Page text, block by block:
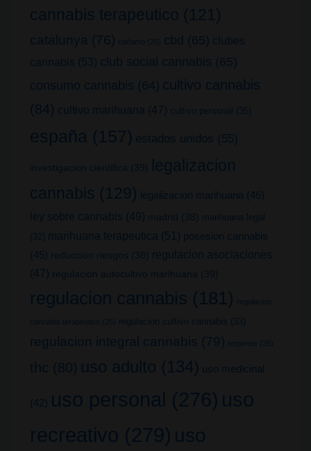
cannabis terapeutico (121)
catalunya (76) cañamo (26) cbd (65) clubes
cannabis (53) club social cannabis (65)
consumo cannabis (64) cultivo cannabis
(84) cultivo marihuana (47) cultivo personal (35)
españa (157) estados unidos (55)
investigacion cientifica (39)
legalizacion
cannabis (129) legalizacion marihuana (46)
ley sobre cannabis (49) madrid (38)
marihuana legal
(32)
marihuana terapeutica (51) posesion cannabis
(45) reduccion riesgos (38)
regulacion asociaciones
(47) regulacion autocultivo marihuana (39)
regulacion cannabis (181) regulacion
cannabis terapeutico (25) regulacion cultivo cannabis (33)
regulacion integral cannabis (79) terpenos (25)
thc (80) uso adulto (134) uso medicinal
(42) uso personal (276) uso
recreativo (279) uso